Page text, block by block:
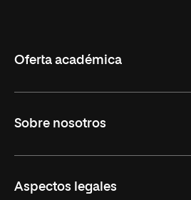
Oferta académica
Formación Continua
Sobre nosotros
Trabaja en UNIR
Aspectos legales